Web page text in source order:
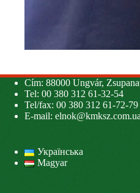
Cím: 88000 Ungvár,
Tel: 00 380 312 61-32-54
Tel/fax: 00 380 312 61-72-79
E-mail: elnok@kmksz.com.ua
Українська
Magyar